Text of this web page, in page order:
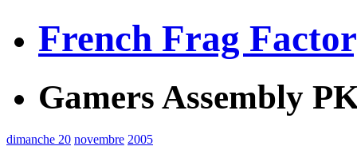
French Frag
Gamers Assembly
dimanche 20 novembre 2005